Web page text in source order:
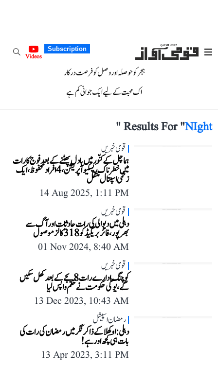
Subscription
Videos
ہجر کو حوصلہ اور وصل کو فرصت درکار
اک محبت کے لیے ایک جوانی کم ہے
Results For "NIght
"
قومی خبریں
ہماچل کے کِنّور میں بادل پھٹنے کے بعد فوج کا رات
میں خطرناک ریسکیو آپریشن، 4 افراد محفوظ، ایک
زخمی اسپتال منتقل
14 Aug 2025, 1:11 PM
قومی خبریں
دہلی میں دیوالی کی رات حادثات اور آگ سے
بھرپور، فائر بریگیڈ کو 318 کالز موصول
01 Nov 2024, 8:40 AM
قومی خبریں
کوچنگ ادارے رات 8 بجے کے بعد کھل سکیں
گے، یوگی حکومت نے حکم واپس لیا
13 Dec 2023, 10:43 AM
رمضان اسپیشل
دہلی: اوکھلا کے ذاکر نگر میں رمضان کی رات کی
بات ہی کچھ اور ہے!
13 Apr 2023, 3:11 PM